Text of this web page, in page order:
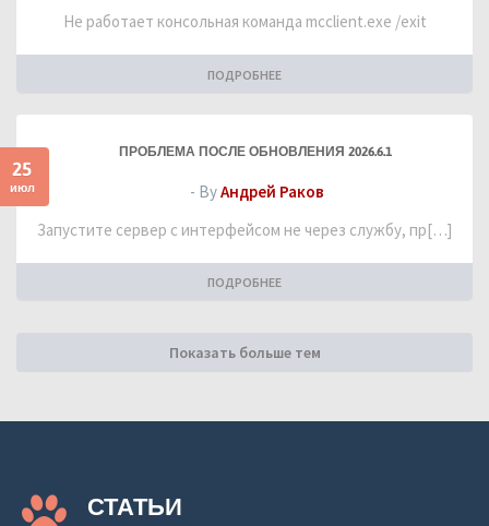
Не работает консольная команда mcclient.exe /exit
ПОДРОБНЕЕ
25
июл
ПРОБЛЕМА ПОСЛЕ ОБНОВЛЕНИЯ 2026.6.1
- ByАндрей Раков
Запустите сервер с интерфейсом не через службу, пр[…]
ПОДРОБНЕЕ
Показать больше тем
СТАТЬИ